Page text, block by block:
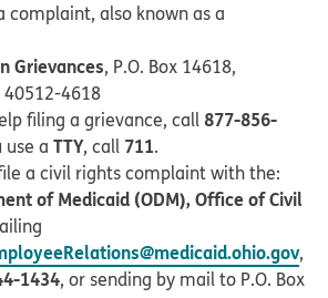
complaint, also known as a
Grievances, P.O. Box 14618,
40512-4618
filing a grievance, call877-856-
use a TTY, call 711.
a civil rights complaint with the:
of Medicaid (ODM), Office of Civil
,
1434, or sending by mail to P.O. Box